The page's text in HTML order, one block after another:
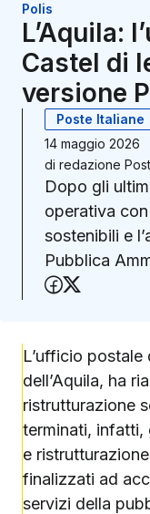
Polis
L’Aquila:
Castel di
versione
Poste Italiane
14 maggio 2026
di redazione
Dopo gli
operativa
sostenibili e
Pubblica
Condividi
L’ufficio
dell’Aquila, ha
ristrutturazione
terminati, infatti,
e
finalizzati ad
servizi della